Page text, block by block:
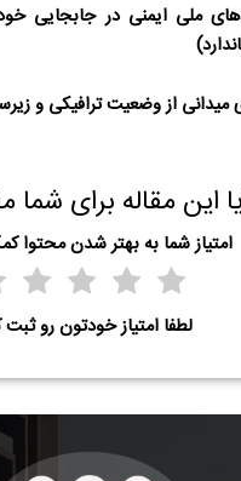
ملی ایمنی در جابجایی
میدانی از وضعیت ترافیکی و
این مقاله برای شما
امتياز شما به بهتر شدن محتوا
لطفا امتیاز خودتون رو ثبت